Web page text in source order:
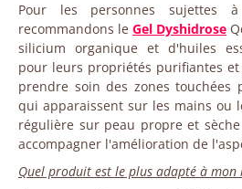
Pour les personnes sujettes
recommandons le Gel Dyshidrose
silicium organique et d'huiles
pour leurs propriétés purifiantes et
prendre soin des zones touchées
qui apparaissent sur les mains ou
régulière sur peau propre et
accompagner l'amélioration de
Quel produit est le plus adapté à mon